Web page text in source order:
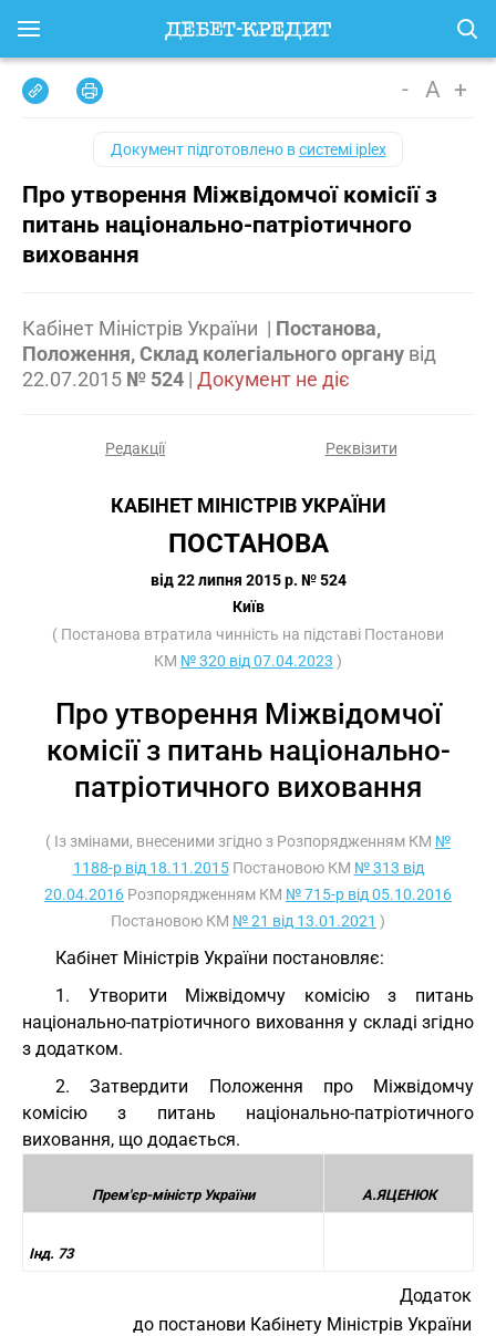
- A +
Документ підготовлено всистемі iplex
Про утворення Міжвідомчої комісії з
питань національно-патріотичного
виховання
Кабінет Міністрів України | Постанова,
Положення, Склад колегіального органу від
22.07.2015 № 524 | Документ не діє
Редакції Реквізити
КАБІНЕТ МІНІСТРІВ УКРАЇНИ
ПОСТАНОВА
від 22 липня 2015 р. № 524
Київ
( Постанова втратила чинність на підставі Постанови
КМ № 320 від 07.04.2023 )
Про утворення Міжвідомчої
комісії з питань національно-
патріотичного виховання
( Із змінами, внесеними згідно з Розпорядженням КМ №
1188-р від 18.11.2015Постановою КМ № 313 від
20.04.2016 Розпорядженням КМ № 715-р від 05.10.2016
Постановою КМ № 21 від 13.01.2021 )
Кабінет Міністрів України постановляє:
1. Утворити Міжвідомчу комісію з питань
національно-патріотичного виховання у складі згідно
з додатком.
2. Затвердити Положення про Міжвідомчу
комісію з питань національно-патріотичного
виховання, що додається.
Прем'єр-міністр України А.ЯЦЕНЮК
Інд. 73
Додаток
до постанови Кабінету Міністрів України